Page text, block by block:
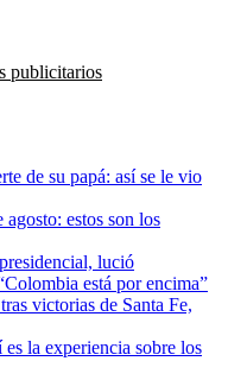
publicitarios
de su papá: así se le vio
estos son los
lució
está por encima”
victorias de Santa Fe,
es la experiencia sobre los